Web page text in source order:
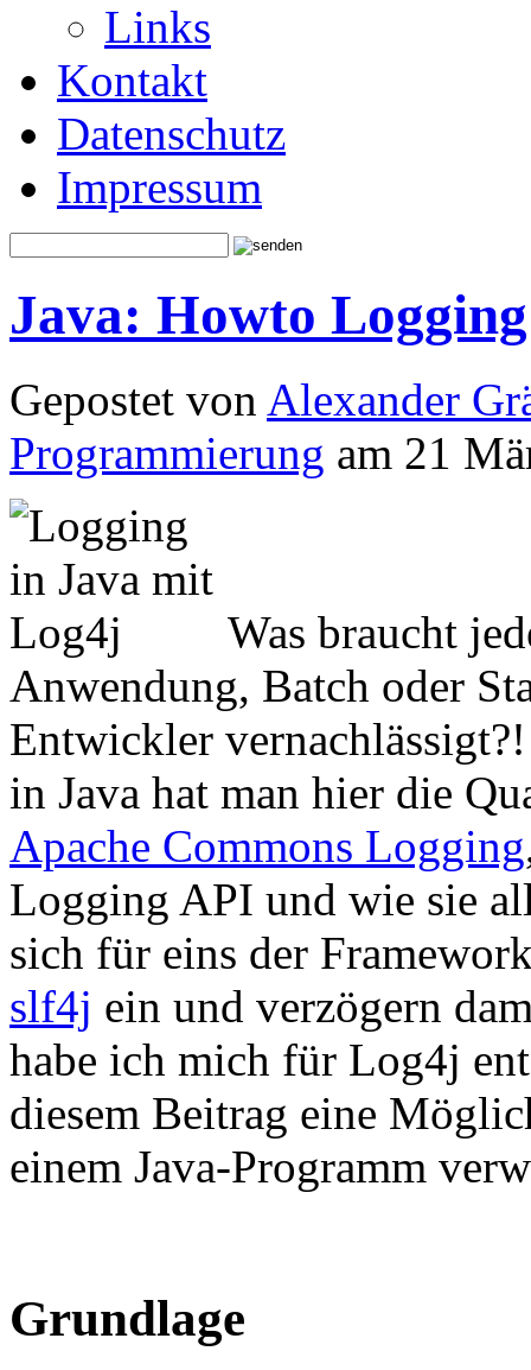
Links
Kontakt
Datenschutz
Impressum
Java: Howto
Gepostet von Alexander
Programmierung am 21
Was braucht
Anwendung, Batch oder
Entwickler
in Java hat man hier die
Apache Commons Logging
Logging API und wie sie
sich für eins der
slf4j ein und verzögern
habe ich mich für Log4j
diesem Beitrag eine
einem Java-Programm
Grundlage